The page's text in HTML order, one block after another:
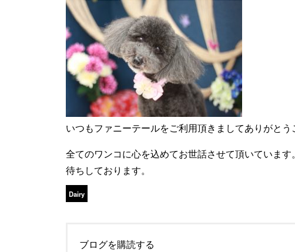
いつもファニーテールをご利用頂きましてありがとう
全てのワンコに心を込めてお世話させて頂いていま
待ちしております。
Dairy
ブログを購読する